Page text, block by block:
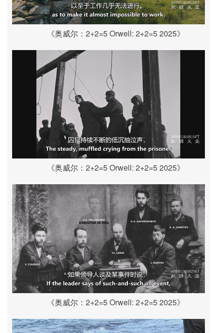
《奥威尔：2+2=5 Orwell: 2+2=5 2025》
《奥威尔：2+2=5 Orwell: 2+2=5 2025》
《奥威尔：2+2=5 Orwell: 2+2=5 2025》